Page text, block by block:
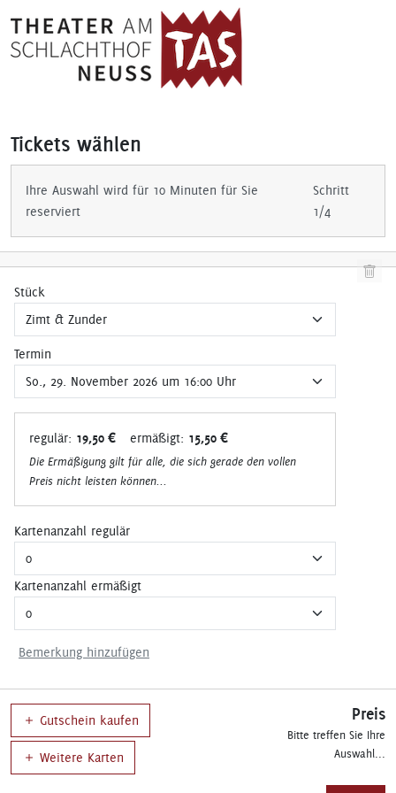
Tickets wählen
Ihre Auswahl wird für 10 Minuten für Sie
reserviert
Schritt
1/4
Stück
Termin
regulär: 19,50 € ermäßigt: 15,50 €
Die Ermäßigung gilt für alle, die sich gerade den vollen
Preis nicht leisten können...
Kartenanzahl regulär
Kartenanzahl ermäßigt
Bemerkung hinzufügen
Gutschein kaufen
Weitere Karten
Preis
Bitte treffen Sie Ihre
Auswahl...